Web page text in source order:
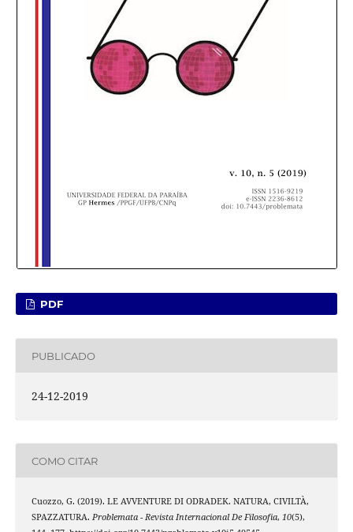
PDF
PUBLICADO
24-12-2019
COMO CITAR
Cuozzo, G. (2019). LE AVVENTURE DI ODRADEK. NATURA, CIVILTÀ,
SPAZZATURA. Problemata - Revista Internacional De Filosofia, 10(5),